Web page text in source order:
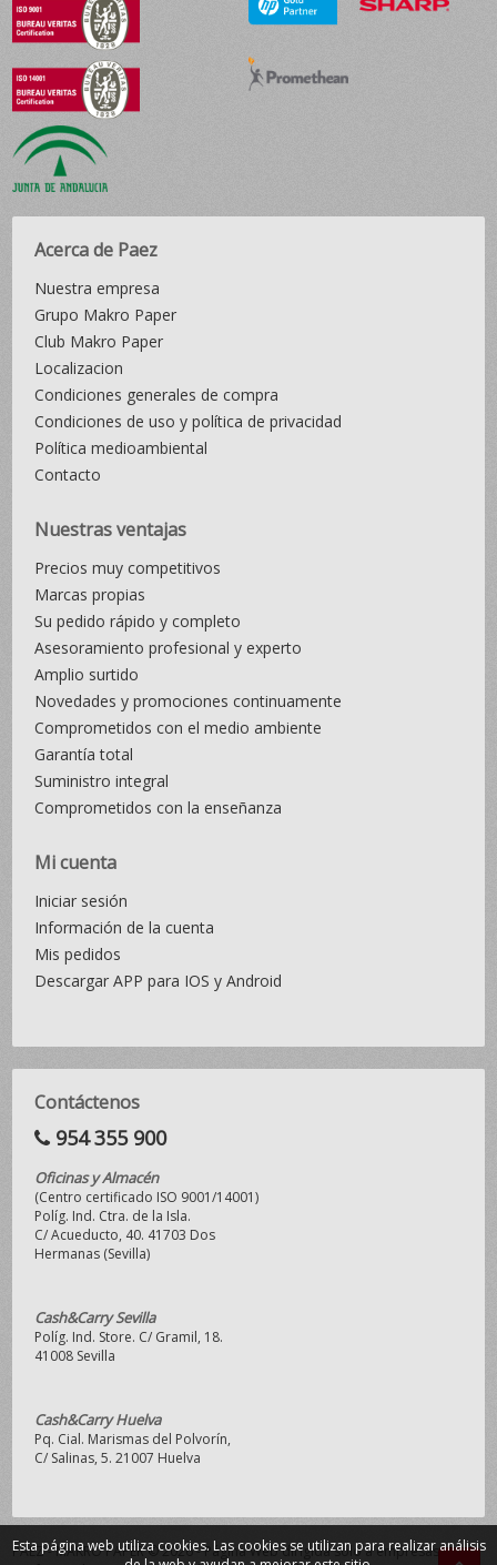
Acerca de Paez
Nuestra empresa
Grupo Makro Paper
Club Makro Paper
Localizacion
Condiciones generales de compra
Condiciones de uso y política de privacidad
Política medioambiental
Contacto
Nuestras ventajas
Precios muy competitivos
Marcas propias
Su pedido rápido y completo
Asesoramiento profesional y experto
Amplio surtido
Novedades y promociones continuamente
Comprometidos con el medio ambiente
Garantía total
Suministro integral
Comprometidos con la enseñanza
Mi cuenta
Iniciar sesión
Información de la cuenta
Mis pedidos
Descargar APP para IOS y Android
Contáctenos
954 355 900
Oficinas y Almacén
(Centro certificado ISO 9001/14001)
Políg. Ind. Ctra. de la Isla.
C/ Acueducto, 40. 41703 Dos
Hermanas (Sevilla)
Cash&Carry Sevilla
Políg. Ind. Store. C/ Gramil, 18.
41008 Sevilla
Cash&Carry Huelva
Pq. Cial. Marismas del Polvorín,
C/ Salinas, 5. 21007 Huelva
PAEZ - MAKRO PAPER © 2026 - Página Web dirigida sólo a empresas y
Esta página web utiliza cookies. Las cookies se utilizan para realizar análisis